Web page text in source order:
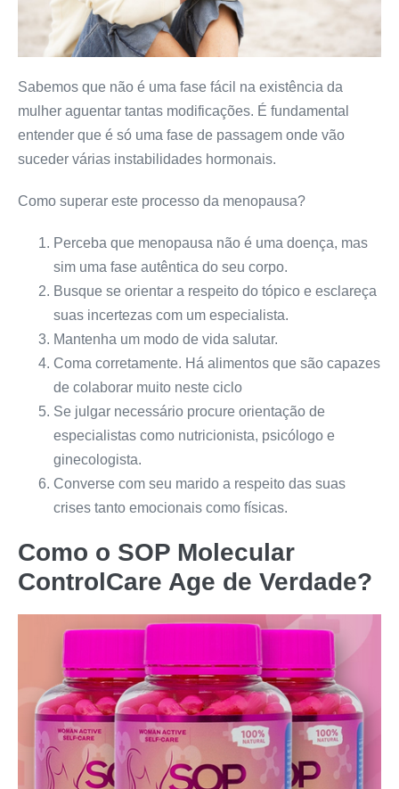
Sabemos que não é uma fase fácil na existência da
mulher aguentar tantas modificações. É fundamental
entender que é só uma fase de passagem onde vão
suceder várias instabilidades hormonais.
Como superar este processo da menopausa?
Perceba que menopausa não é uma doença, mas
sim uma fase autêntica do seu corpo.
Busque se orientar a respeito do tópico e esclareça
suas incertezas com um especialista.
Mantenha um modo de vida salutar.
Coma corretamente. Há alimentos que são capazes
de colaborar muito neste ciclo
Se julgar necessário procure orientação de
especialistas como nutricionista, psicólogo e
ginecologista.
Converse com seu marido a respeito das suas
crises tanto emocionais como físicas.
Como o SOP Molecular
ControlCare Age de Verdade?